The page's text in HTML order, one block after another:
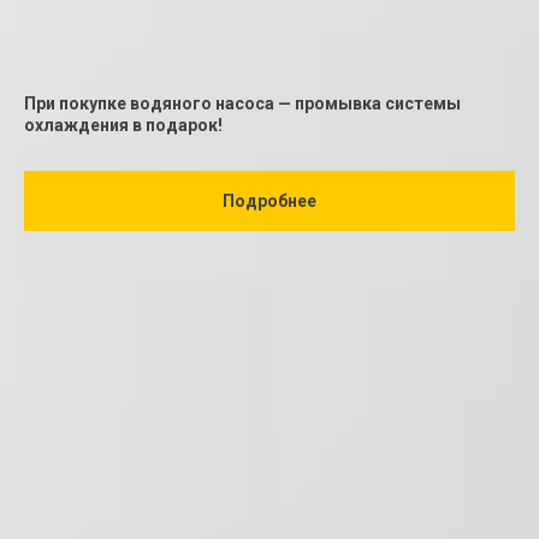
При покупке водяного насоса — промывка системы
охлаждения в подарок!
Подробнее